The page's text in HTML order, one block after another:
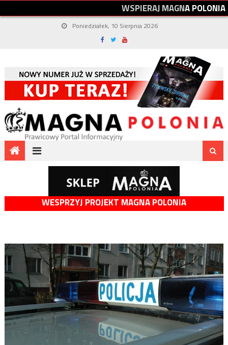
WSPIERAJMAGNAPOLONIA
Poniedziałek, 10 Sierpnia 2026
WESPRZYJ PROJEKT MAGNA POLONIA